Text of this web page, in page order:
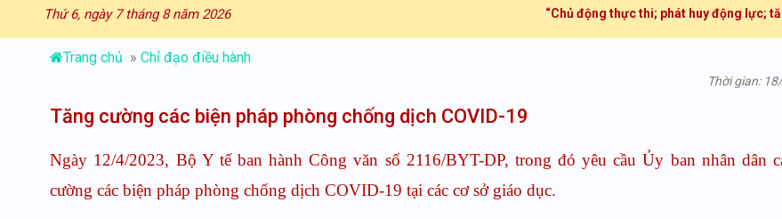
Thứ 6, ngày 7 tháng 8 năm 2026 “Chủ động thực thi; phát huy động lực; tăng trưởng
Trang chủ »Chỉ đạo điều hành
Thời gian:
Tăng cường các biện pháp phòng chống dịch COVID-19
Ngày 12/4/2023, Bộ Y tế ban hành Công văn số 2116/BYT-DP, trong đó yêu cầu Ủy ban nhân dân
cường các biện pháp phòng chống dịch COVID-19 tại các cơ sở giáo dục.